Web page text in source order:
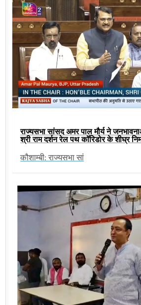
राज्यसभा सांसद अमर पाल मौर्य ने
श्री राम दर्शन रेल पथ कॉरिडोर के शीघ्र
कौशाम्बी: राज्यसभा सां